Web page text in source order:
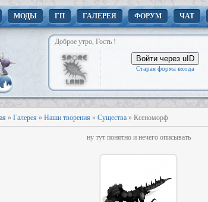
МОДЫ ГП ГАЛЕРЕЯ ФОРУМ ЧАТ
Доброе утро, Гость !
Войти через uID
Старая форма входа
» Галерея » Наши творения » Существа » Ксеноморф
ну тут понятно и нечего описывать